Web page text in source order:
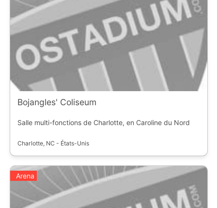
Bojangles' Coliseum
Salle multi-fonctions de Charlotte, en Caroline du Nord
Charlotte, NC - États-Unis
Arena